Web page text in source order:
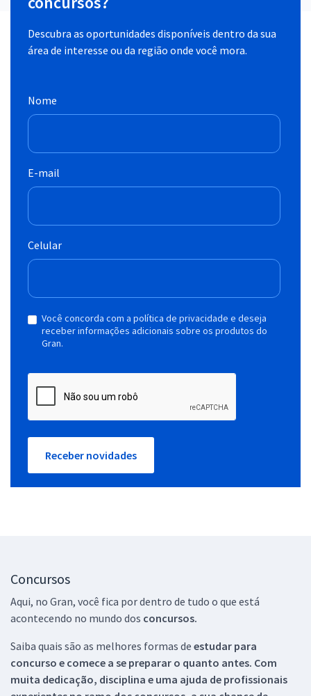
Descubra as oportunidades disponíveis dentro da sua
área de interesse ou da região onde você mora.
Nome
E-mail
Celular
Você concorda com a política de privacidade e deseja
receber informações adicionais sobre os produtos do
Gran.
Receber novidades
Concursos
Aqui, no Gran, você fica por dentro de tudo o que está
acontecendo no mundo dos concursos.
Saiba quais são as melhores formas de estudar para
concurso e comece a se preparar o quanto antes. Com
muita dedicação, disciplina e uma ajuda de profissionais